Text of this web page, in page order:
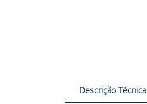
Descrição Técnica